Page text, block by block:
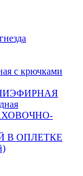
с крючками
В ОПЛЕТКЕ